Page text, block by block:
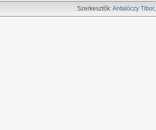
Szerkesztők:Antalóczy Tibor,